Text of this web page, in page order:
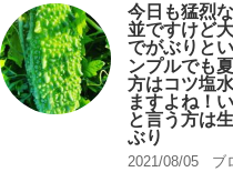
今日も猛烈
並ですけど
でがぶりと
ンプルでも
方はコツ塩
ますよね！
と言う方は
ぶり
2021/08/05
ブ